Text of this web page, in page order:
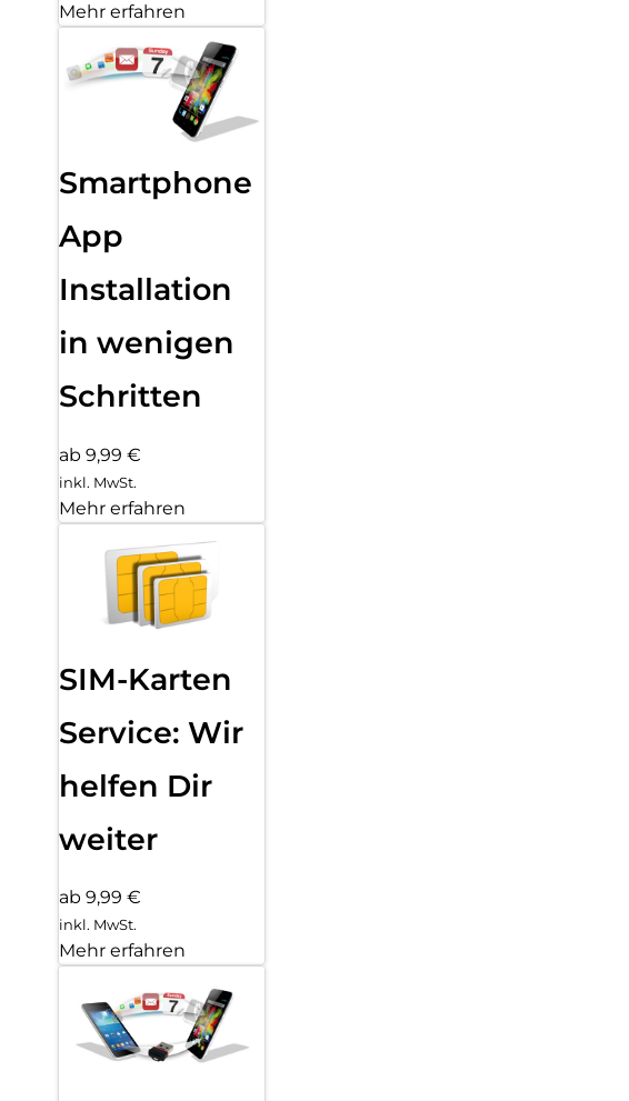
Mehr erfahren
Smartphone
App
Installation
in wenigen
Schritten
ab 9,99 €
inkl. MwSt.
Mehr erfahren
SIM-Karten
Service: Wir
helfen Dir
weiter
ab 9,99 €
inkl. MwSt.
Mehr erfahren